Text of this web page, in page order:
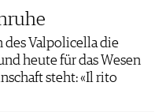
des Valpolicella die
heute für das Wesen
steht: «Il rito